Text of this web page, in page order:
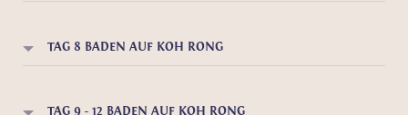
TAG 8 BADEN AUF KOH RONG
TAG 9 - 12 BADEN AUF KOH RONG